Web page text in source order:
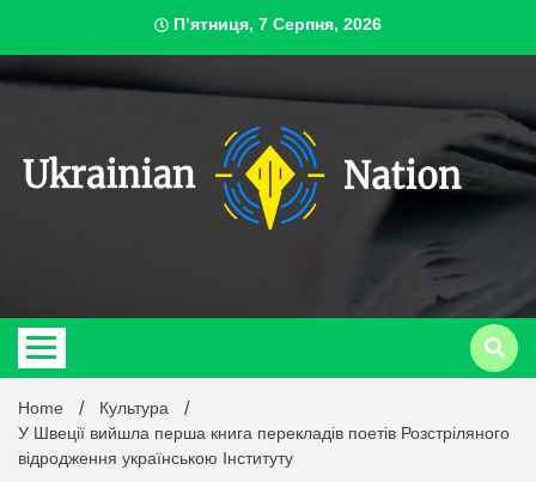
content
П’ятниця, 7 Серпня, 2026
Home
Культура
У Швеції вийшла перша книга перекладів поетів Розстріляного
відродження українською Інституту